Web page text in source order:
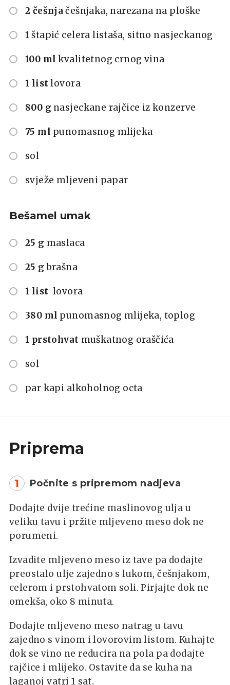
2 češnja češnjaka, narezana na ploške
1 štapić celera listaša, sitno nasjeckanog
100 ml kvalitetnog crnog vina
1 list lovora
800 g nasjeckane rajčice iz konzerve
75 ml punomasnog mlijeka
sol
svježe mljeveni papar
Bešamel umak
25 g maslaca
25 g brašna
1 list lovora
380 ml punomasnog mlijeka, toplog
1 prstohvat muškatnog oraščića
sol
par kapi alkoholnog octa
Priprema
1 Počnite s pripremom nadjeva
Dodajte dvije trećine maslinovog ulja u
veliku tavu i pržite mljeveno meso dok ne
porumeni.
Izvadite mljeveno meso iz tave pa dodajte
preostalo ulje zajedno s lukom, češnjakom,
celerom i prstohvatom soli. Pirjajte dok ne
omekša, oko 8 minuta.
Dodajte mljeveno meso natrag u tavu
zajedno s vinom i lovorovim listom. Kuhajte
dok se vino ne reducira na pola pa dodajte
rajčice i mlijeko. Ostavite da se kuha na
laganoj vatri 1 sat.